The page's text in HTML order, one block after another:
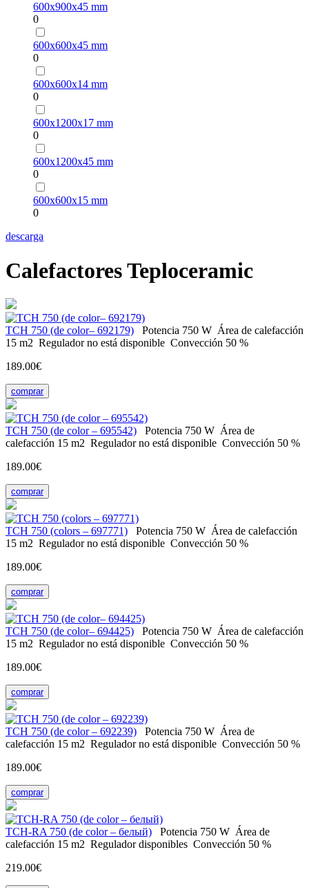
600х900х45 mm
0
600х600х45 mm
0
600х600х14 mm
0
600х1200х17 mm
0
600х1200х45 mm
0
600х600х15 mm
0
descarga
Calefactores Teploceramic
TCH 750 (de color– 692179) Potencia 750 W Área de calefacción
15 m2 Regulador no está disponible Convección 50 %
189.00€
comprar
TCH 750 (de color – 695542) Potencia 750 W Área de
calefacción 15 m2 Regulador no está disponible Convección 50 %
189.00€
comprar
TCH 750 (colors – 697771) Potencia 750 W Área de calefacción
15 m2 Regulador no está disponible Convección 50 %
189.00€
comprar
TCH 750 (de color– 694425) Potencia 750 W Área de calefacción
15 m2 Regulador no está disponible Convección 50 %
189.00€
comprar
TCH 750 (de color – 692239) Potencia 750 W Área de
calefacción 15 m2 Regulador no está disponible Convección 50 %
189.00€
comprar
TCH-RA 750 (de color – белый) Potencia 750 W Área de
calefacción 15 m2 Regulador disponibles Convección 50 %
219.00€